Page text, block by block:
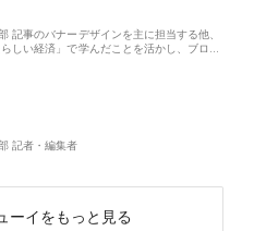
記事のバナーデザインを主に担当する他、
しい経済」で学んだことを活かし、ブロ…
記者・編集者
ーイをもっと見る